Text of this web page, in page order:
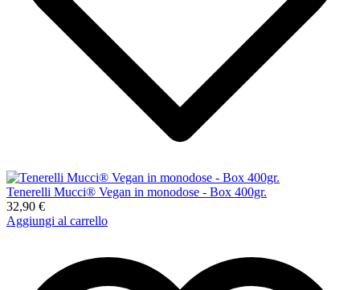
Tenerelli Mucci® Vegan in monodose - Box 400gr.
32,90 €
Aggiungi al carrello